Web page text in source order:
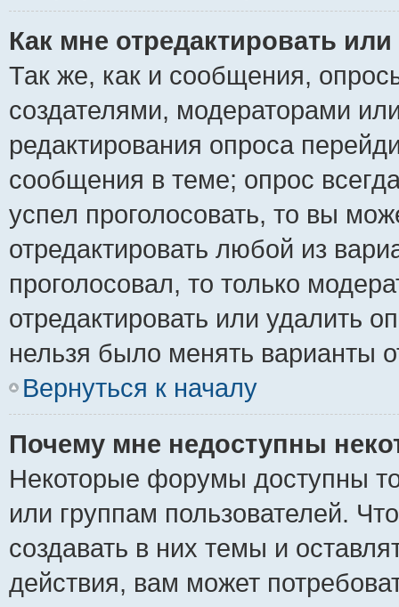
Как мне отредактировать
Так же, как и сообщения,
создателями, модераторами
редактирования опроса
сообщения в теме; опрос
успел проголосовать, то вы
отредактировать любой из
проголосовал, то только
отредактировать или удалить
нельзя было менять варианты
Вернуться к началу
Почему мне недоступны
Некоторые форумы доступны
или группам пользователей.
создавать в них темы и
действия, вам может